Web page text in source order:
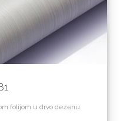
folijom u drvo dezenu.